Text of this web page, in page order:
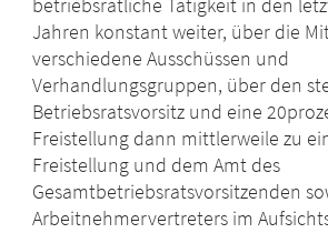
betriebsrätliche Tätigkeit in den
Jahren konstant weiter, über die
verschiedene Ausschüssen und
Verhandlungsgruppen, über den
Betriebsratsvorsitz und eine
Freistellung dann mittlerweile zu
Freistellung und dem Amt des
Gesamtbetriebsratsvorsitzenden
Arbeitnehmervertreters im